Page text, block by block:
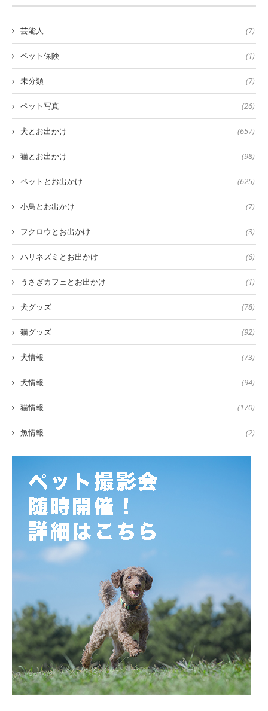
芸能人 (7)
ペット保険 (1)
未分類 (7)
ペット写真 (26)
犬とお出かけ (657)
猫とお出かけ (98)
ペットとお出かけ (625)
小鳥とお出かけ (7)
フクロウとお出かけ (3)
ハリネズミとお出かけ (6)
うさぎカフェとお出かけ (1)
犬グッズ (78)
猫グッズ (92)
犬情報 (73)
犬情報 (94)
猫情報 (170)
魚情報 (2)